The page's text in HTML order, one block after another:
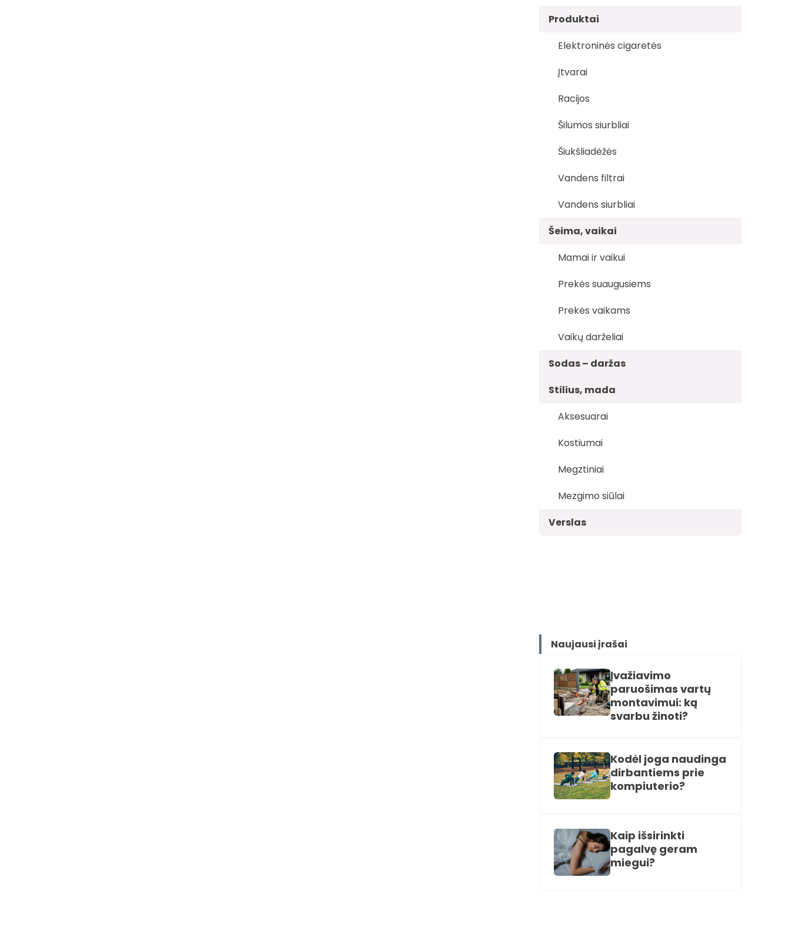
Produktai
Elektroninės cigaretės
Įtvarai
Racijos
Šilumos siurbliai
Šiukšliadėžės
Vandens filtrai
Vandens siurbliai
Šeima, vaikai
Mamai ir vaikui
Prekės suaugusiems
Prekės vaikams
Vaikų darželiai
Sodas – daržas
Stilius, mada
Aksesuarai
Kostiumai
Megztiniai
Mezgimo siūlai
Verslas
Naujausi įrašai
Įvažiavimo
paruošimas vartų
montavimui: ką
svarbu žinoti?
Kodėl joga naudinga
dirbantiems prie
kompiuterio?
Kaip išsirinkti
pagalvę geram
miegui?